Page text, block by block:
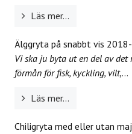
Läs mer...
Älggryta på snabbt vis
Vi ska ju byta ut en del av
förmån för fisk, kyckling, vilt,...
Läs mer...
Chiligryta med eller utan